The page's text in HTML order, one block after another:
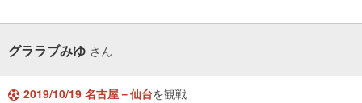
グララブみゆ さん
2019/10/19 名古屋－仙台を観戦